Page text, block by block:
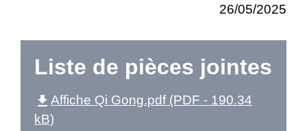
26/05/2025
Liste de pièces jointes
file_download Affiche Qi Gong.pdf (PDF - 190.34
kB)